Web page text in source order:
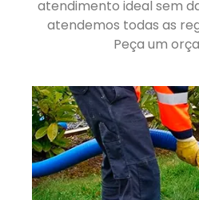
atendimento ideal sem
atendemos todas as
Peça um